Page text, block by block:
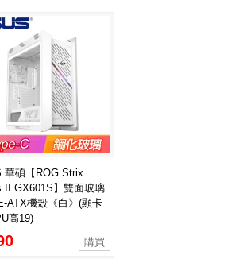
華碩【ROG Strix
II GX601S】雙面玻璃
ATX機殼《白》(顯卡
高19)